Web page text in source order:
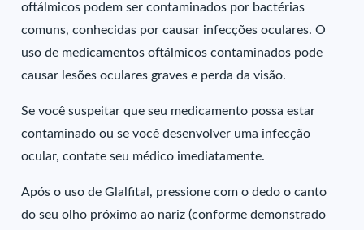
oftálmicos podem ser contaminados por bactérias
comuns, conhecidas por causar infecções oculares. O
uso de medicamentos oftálmicos contaminados pode
causar lesões oculares graves e perda da visão.
Se você suspeitar que seu medicamento possa estar
contaminado ou se você desenvolver uma infecção
ocular, contate seu médico imediatamente.
Após o uso de Glalfital, pressione com o dedo o canto
do seu olho próximo ao nariz (conforme demonstrado